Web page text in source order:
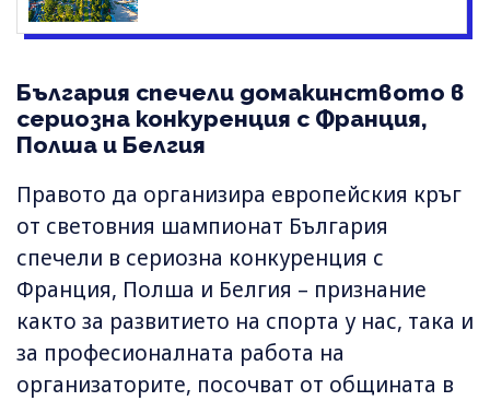
България спечели домакинството в
сериозна конкуренция с Франция,
Полша и Белгия
Правото да организира европейския кръг
от световния шампионат България
спечели в сериозна конкуренция с
Франция, Полша и Белгия – признание
както за развитието на спорта у нас, така и
за професионалната работа на
организаторите, посочват от общината в